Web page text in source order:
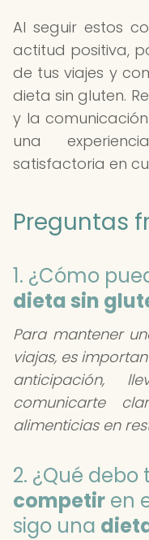
Al seguir estos
actitud positiva,
de tus viajes y
dieta sin gluten.
y la
una
satisfactoria en
Preguntas
1. ¿Cómo
dieta sin
Para mantener
viajas, es
anticipación,
comunicarte
alimenticias en
2. ¿Qué
competir en
sigo una